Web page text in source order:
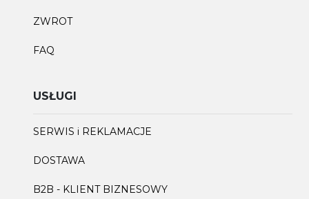
ZWROT
FAQ
USŁUGI
SERWIS i REKLAMACJE
DOSTAWA
B2B - KLIENT BIZNESOWY